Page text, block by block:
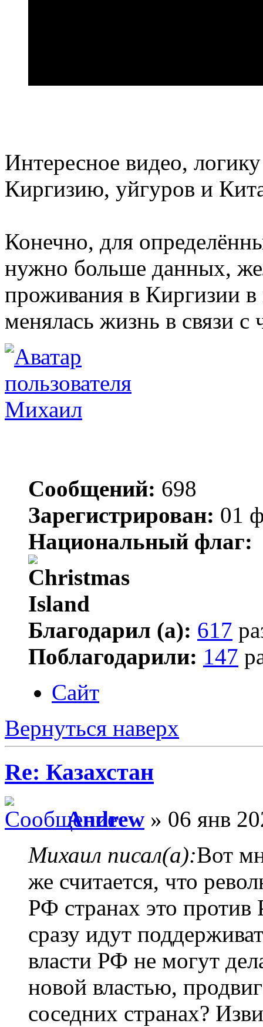
Интересное видео,
Киргизию, уйгуров и
Конечно, для
нужно больше данных,
проживания в Киргизии в
менялась жизнь в связи
Михаил
Сообщений: 698
Зарегистрирован: 01
Национальный флаг:
Благодарил (а): 617
Поблагодарили: 147
Сайт
Вернуться наверх
Re: Казахстан
Andrew » 06 янв
Михаил писал(а):Вот
же считается, что
РФ странах это
сразу идут
власти РФ не могут
новой властью,
соседних странах?